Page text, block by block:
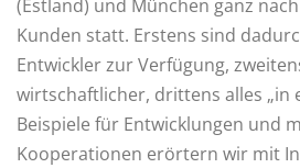
(Estland) und München ganz
Kunden statt. Erstens sind
Entwickler zur Verfügung,
wirtschaftlicher, drittens alles „in
Beispiele für Entwicklungen und
Kooperationen erörtern wir mit